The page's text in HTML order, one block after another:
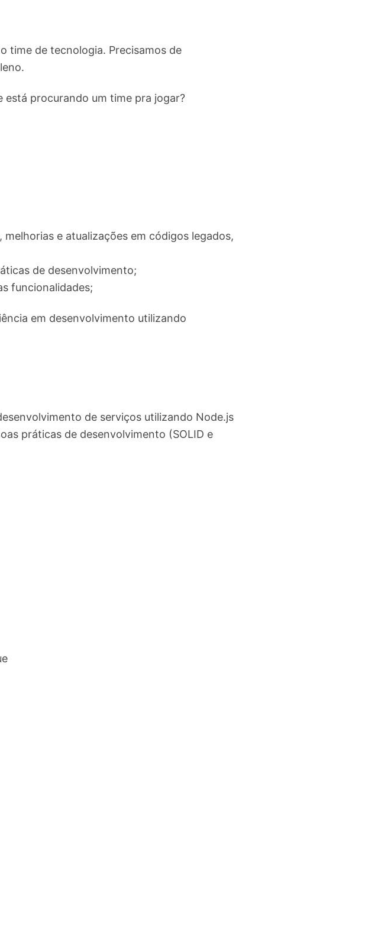
time de tecnologia. Precisamos de
está procurando um time pra jogar?
melhorias e atualizações em códigos legados,
de desenvolvimento;
funcionalidades;
em desenvolvimento utilizando
de serviços utilizando Node.js
práticas de desenvolvimento (SOLID e